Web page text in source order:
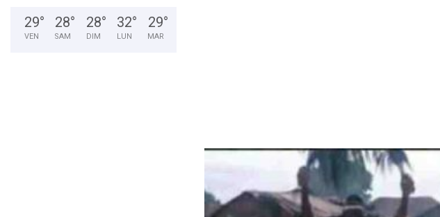
29°
VEN
28°
SAM
28°
DIM
32°
LUN
29°
MAR